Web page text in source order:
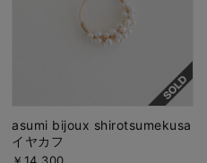
asumi bijoux shirotsumekusa
イヤカフ